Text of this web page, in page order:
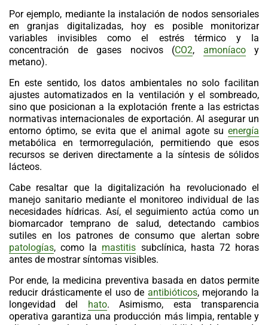
Por ejemplo, mediante la instalación de nodos sensoriales
en granjas digitalizadas, hoy es posible monitorizar
variables invisibles como el estrés térmico y la
concentración de gases nocivos (CO2, amoníacoy
metano).
En este sentido, los datos ambientales no solo facilitan
ajustes automatizados en la ventilación y el sombreado,
sino que posicionan a la explotación frente a las estrictas
normativas internacionales de exportación. Al asegurar un
entorno óptimo, se evita que el animal agote su energía
metabólica en termorregulación, permitiendo que esos
recursos se deriven directamente a la síntesis de sólidos
lácteos.
Cabe resaltar que ladigitalización ha revolucionado el
manejo sanitario mediante el monitoreo individual de las
necesidades hídricas. Así, el seguimiento actúa como un
biomarcador temprano de salud, detectando cambios
sutiles en los patrones de consumo que alertan sobre
patologías, como la mastitis subclínica, hasta 72 horas
antes de mostrar síntomas visibles.
Por ende, la medicina preventiva basada en datos permite
reducir drásticamente el uso de antibióticos, mejorando la
longevidad del hato. Asimismo, esta transparencia
operativa garantiza una producción más limpia, rentable y